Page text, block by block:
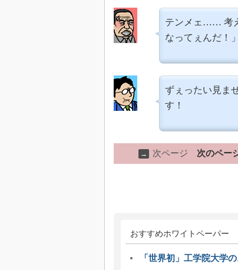
テンメェ…… 考
なってぇんだ！」
ずぇったい見ま
す！
→ 次ページ 次のペー
おすすめホワイトペーパー
「世界初」工学院大学